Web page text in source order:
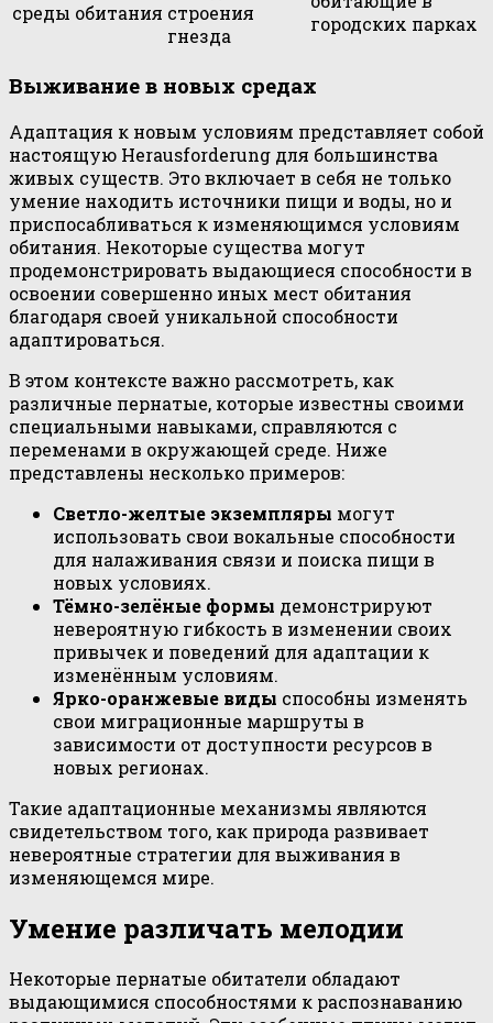
среды обитания строения
гнезда
городских парках
Выживание в новых средах
Адаптация к новым условиям представляет собой
настоящую Herausforderung для большинства
живых существ. Это включает в себя не только
умение находить источники пищи и воды, но и
приспосабливаться к изменяющимся условиям
обитания. Некоторые существа могут
продемонстрировать выдающиеся способности в
освоении совершенно иных мест обитания
благодаря своей уникальной способности
адаптироваться.
В этом контексте важно рассмотреть, как
различные пернатые, которые известны своими
специальными навыками, справляются с
переменами в окружающей среде. Ниже
представлены несколько примеров:
Светло-желтые экземпляры могут
использовать свои вокальные способности
для налаживания связи и поиска пищи в
новых условиях.
Тёмно-зелёные формы демонстрируют
невероятную гибкость в изменении своих
привычек и поведений для адаптации к
изменённым условиям.
Ярко-оранжевые виды способны изменять
свои миграционные маршруты в
зависимости от доступности ресурсов в
новых регионах.
Такие адаптационные механизмы являются
свидетельством того, как природа развивает
невероятные стратегии для выживания в
изменяющемся мире.
Умение различать мелодии
Некоторые пернатые обитатели обладают
выдающимися способностями к распознаванию